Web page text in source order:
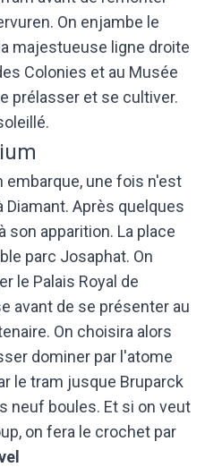
On enjambe le
majestueuse ligne droite
Colonies et au Musée
prélasser et se cultiver.
embarque, une fois n'est
Après quelques
son apparition. La place
parc Josaphat. On
le Palais Royal de
avant de se présenter au
On choisira alors
dominer par l'atome
le tram jusque Bruparck
neuf boules. Et si on veut
on fera le crochet par